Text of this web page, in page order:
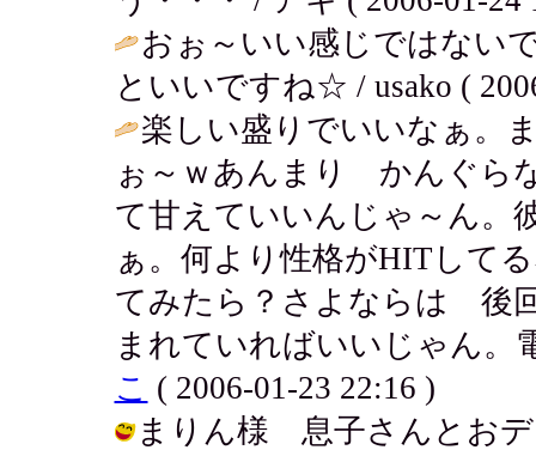
おぉ～いい感じではない
といいですね☆ / usako (
楽しい盛りでいいなぁ。
ぉ～ｗあんまり かんぐら
て甘えていいんじゃ～ん。
ぁ。何より性格がHITして
てみたら？さよならは 後
まれていればいいじゃん
こ ( 2006-01-23 22:16 )
まりん様 息子さんとおデ